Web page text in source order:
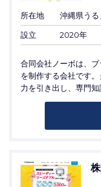
所在地
沖縄県う
設立
2020年
合同会社ノーボは、
を制作する会社です
力を引き出し、専門